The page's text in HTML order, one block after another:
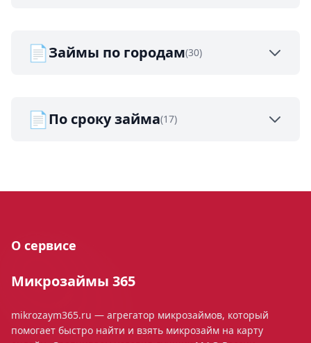
📄Займы по городам(30)
📄По сроку займа(17)
О сервисе
Микрозаймы 365
mikrozaym365.ru — агрегатор микрозаймов, который
помогает быстро найти и взять микрозайм на карту